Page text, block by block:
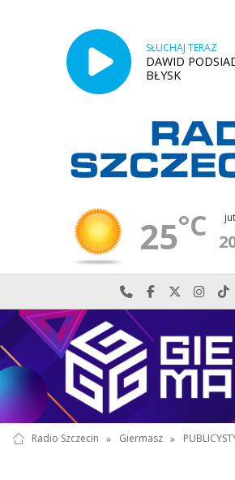
SŁUCHAJ TERAZ
DAWID
BŁYSK
25°C
Najlepiej po prostu
Odwiedź nas
Odwiedź
Radio Szczecin » Giermasz »